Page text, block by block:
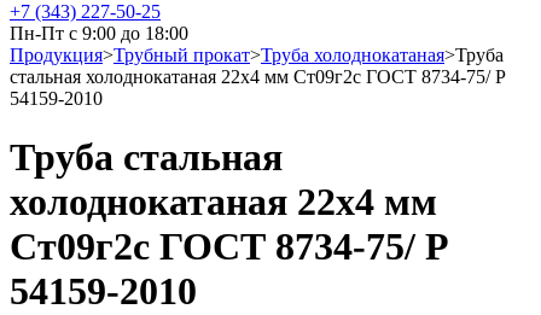
+7 (343) 227-50-25
Пн-Пт с 9:00 до 18:00
Продукция>Трубный прокат>Труба холоднокатаная>Труба
стальная холоднокатаная 22х4 мм Ст09г2с ГОСТ 8734-75/ Р
54159-2010
Труба стальная
холоднокатаная 22х4 мм
Ст09г2с ГОСТ 8734-75/ Р
54159-2010